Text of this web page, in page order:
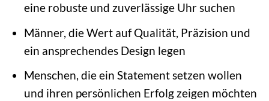
eine robuste und zuverlässige Uhr suchen
Männer, die Wert auf Qualität, Präzision und
ein ansprechendes Design legen
Menschen, die ein Statement setzen wollen
und ihren persönlichen Erfolg zeigen möchten